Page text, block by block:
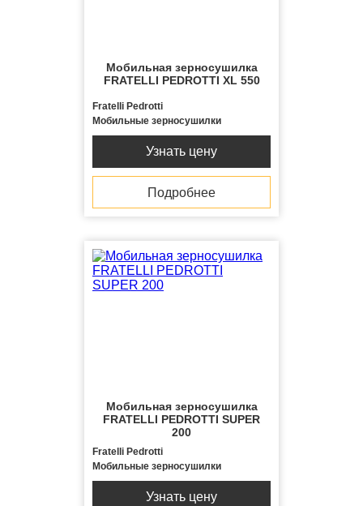
Мобильная зерносушилка
FRATELLI PЕDROTTI ХL 550
Fratelli Pedrotti
Мобильные зерносушилки
Узнать цену
Подробнее
Мобильная зерносушилка
FRATELLI PЕDROTTI SUPER
200
Fratelli Pedrotti
Мобильные зерносушилки
Узнать цену